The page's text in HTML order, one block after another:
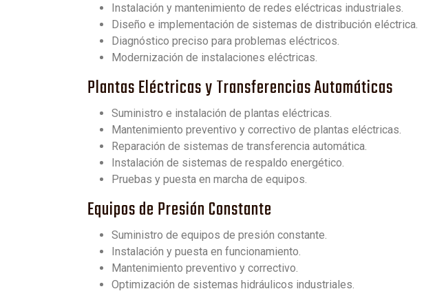
Instalación y mantenimiento de redes eléctricas industriales.
Diseño e implementación de sistemas de distribución eléctrica.
Diagnóstico preciso para problemas eléctricos.
Modernización de instalaciones eléctricas.
Plantas Eléctricas y Transferencias Automáticas
Suministro e instalación de plantas eléctricas.
Mantenimiento preventivo y correctivo de plantas eléctricas.
Reparación de sistemas de transferencia automática.
Instalación de sistemas de respaldo energético.
Pruebas y puesta en marcha de equipos.
Equipos de Presión Constante
Suministro de equipos de presión constante.
Instalación y puesta en funcionamiento.
Mantenimiento preventivo y correctivo.
Optimización de sistemas hidráulicos industriales.